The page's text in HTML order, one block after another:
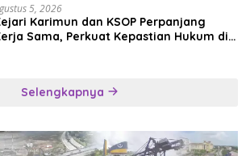
5, 2026
Karimun dan KSOP Perpanjang
Sama, Perkuat Kepastian Hukum di
Selengkapnya